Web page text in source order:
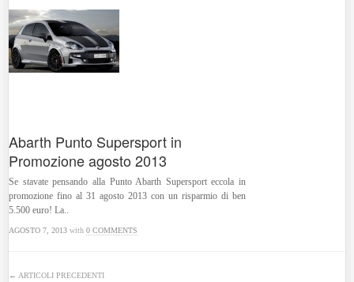
Abarth Punto Supersport in
Promozione agosto 2013
Se stavate pensando alla Punto Abarth Supersport eccola in
promozione fino al 31 agosto 2013 con un risparmio di ben
5.500 euro! La..
AGOSTO 7, 2013 with0 COMMENTS
← ARTICOLI PRECEDENTI